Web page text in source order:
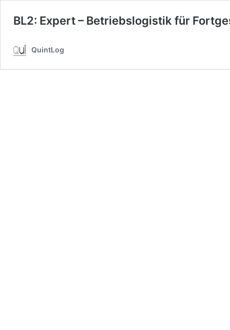
BL2: Expert – Betriebslogistik für
QuintLog